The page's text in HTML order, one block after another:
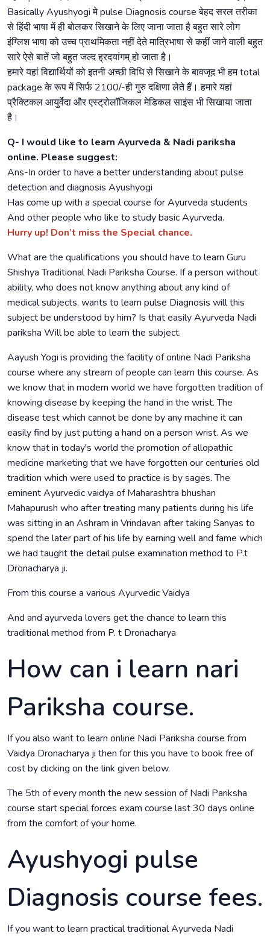
Basically Ayushyogi मे pulse Diagnosis course बेहद सरल तरीका
से हिंदी भाषा में ही बोलकर सिखाने के लिए जाना जाता है बहुत सारे लोग
इंग्लिश भाषा को उच्च प्राथमिकता नहीं देते मात्रिभाषा से कहीं जाने वाली बहुत
सारे ऐसे बातें जो बहुत जल्द ह्रदयांगम् हो जाता है।
हमारे यहां विद्यार्थियों को इतनी अच्छी विधि से सिखाने के बावजूद भी हम total
package के रूप में सिर्फ 2100/-ही गुरु दक्षिणा लेते हैं। हमारे यहां
प्रैक्टिकल आयुर्वेदा और एस्ट्रोलॉजिकल मेडिकल साइंस भी सिखाया जाता
है।
Q- I would like to learn Ayurveda & Nadi pariksha
online. Please suggest:
Ans-In order to have a better understanding about pulse
detection and diagnosis Ayushyogi
Has come up with a special course for Ayurveda students
And other people who like to study basic Ayurveda.
Hurry up! Don’t miss the Special chance.
What are the qualifications you should have to learn Guru
Shishya Traditional Nadi Pariksha Course. If a person without
ability, who does not know anything about any kind of
medical subjects, wants to learn pulse Diagnosis will this
subject be understood by him? Is that easily Ayurveda Nadi
pariksha Will be able to learn the subject.
Aayush Yogi is providing the facility of online Nadi Pariksha
course where any stream of people can learn this course. As
we know that in modern world we have forgotten tradition of
knowing disease by keeping the hand in the wrist. The
disease test which cannot be done by any machine it can
easily find by just putting a hand on a person wrist. As we
know that in today's world the promotion of allopathic
medicine marketing that we have forgotten our centuries old
tradition which were used to practice is by sages. The
eminent Ayurvedic vaidya of Maharashtra bhushan
Mahapurush who after treating many patients during his life
was sitting in an Ashram in Vrindavan after taking Sanyas to
spend the later part of his life by earning well and fame which
we had taught the detail pulse examination method to P.t
Dronacharya ji.
From this course a various Ayurvedic Vaidya
And and ayurveda lovers get the chance to learn this
traditional method from P. t Dronacharya
How can i learn nari
Pariksha course.
If you also want to learn online Nadi Pariksha course from
Vaidya Dronacharya ji then for this you have to book free of
cost by clicking on the link given below.
The 5th of every month the new session of Nadi Pariksha
course start special forces exam course last 30 days online
from the comfort of your home.
Ayushyogi pulse
Diagnosis course fees.
If you want to learn practical traditional Ayurveda Nadi